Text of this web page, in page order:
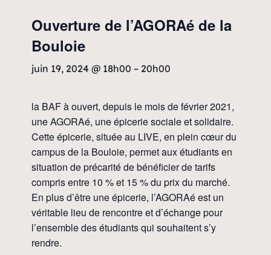
Ouverture de l’AGORAé de la
Bouloie
juin 19, 2024 @ 18h00 – 20h00
la BAF à ouvert, depuis le mois de février 2021,
une AGORAé, une épicerie sociale et solidaire.
Cette épicerie, située au LIVE, en plein cœur du
campus de la Bouloie, permet aux étudiants en
situation de précarité de bénéficier de tarifs
compris entre 10 % et 15 % du prix du marché.
En plus d’être une épicerie, l’AGORAé est un
véritable lieu de rencontre et d’échange pour
l’ensemble des étudiants qui souhaitent s’y
rendre.